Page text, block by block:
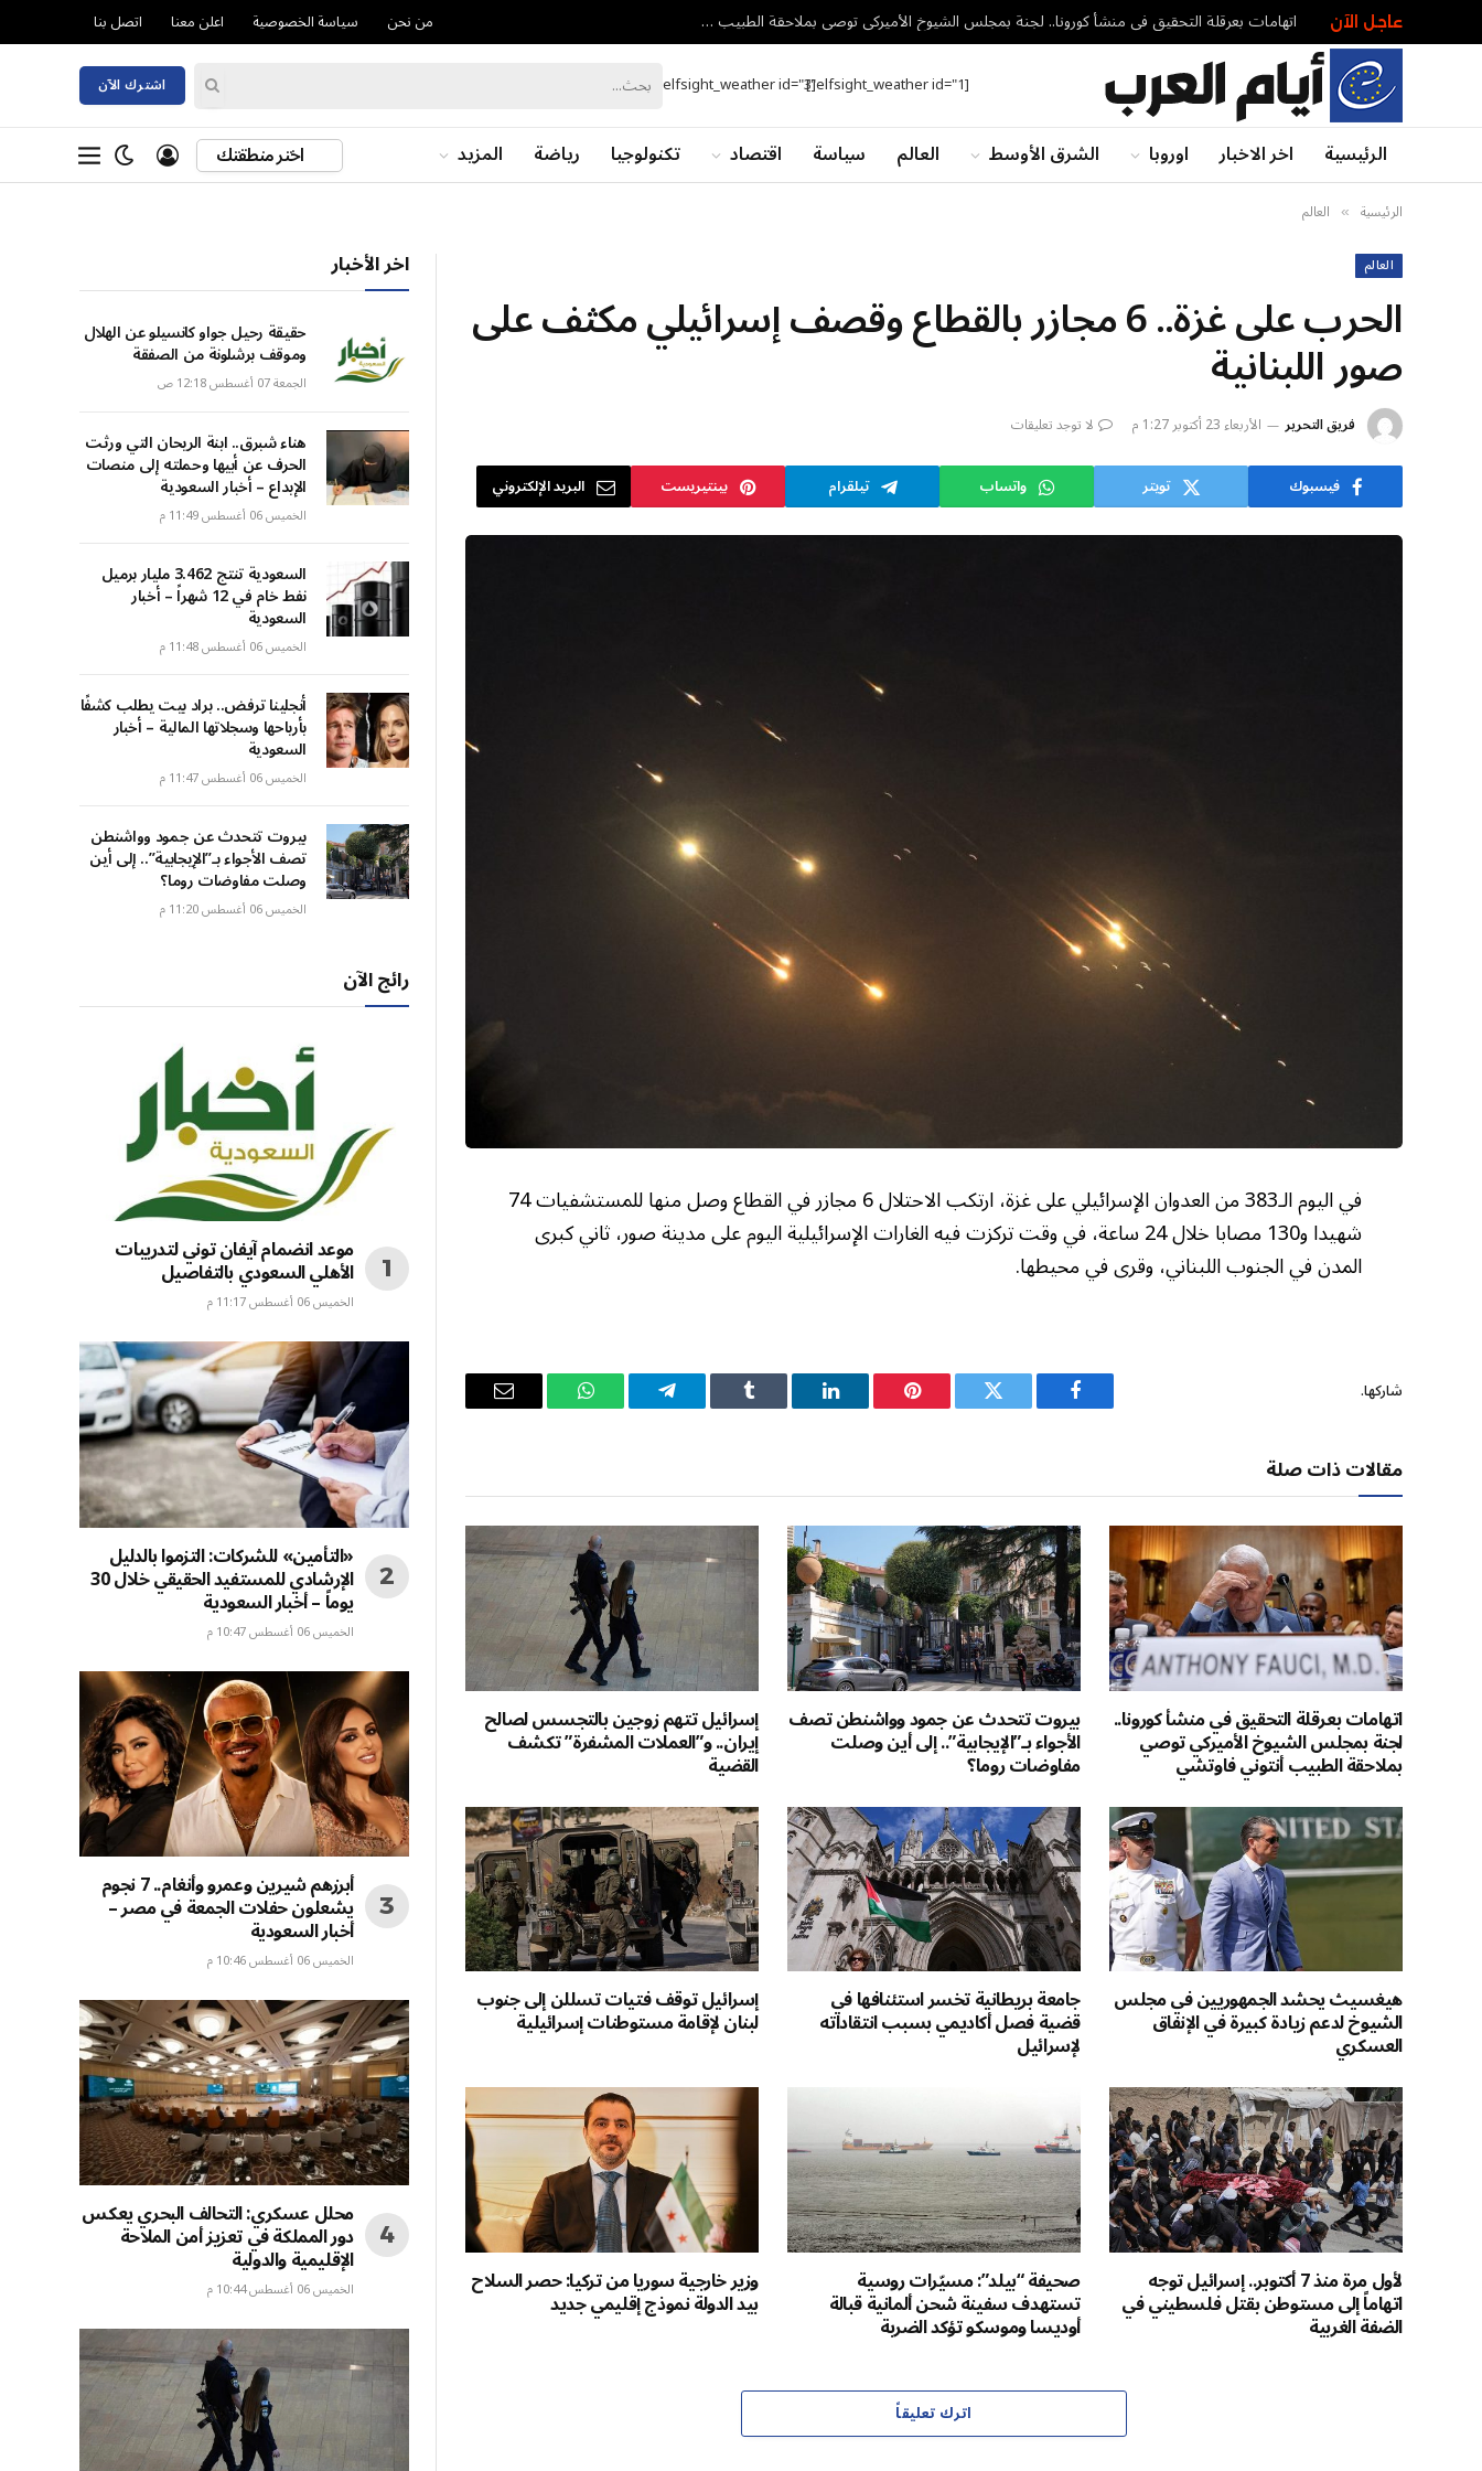
عاجل الآن اتهامات بعرقلة التحقيق في منشأ كورونا.. لجنة بمجلس الشيوخ الأميركي توصي بملاحقة الطبيب أنتوني فاوتشي من نحن سياسة الخصوصية اعلن معنا اتصل بنا
[elfsight_weather id="1"]
[elfsight_weather id="3"] اشترك الآن
الرئيسية اخر الاخبار اوروبا الشرق الأوسط العالم سياسة اقتصاد تكنولوجيا رياضة المزيد اختر منطقتك
الرئيسية » العالم
العالم
الحرب على غزة.. 6 مجازر بالقطاع وقصف إسرائيلي مكثف على
صور اللبنانية
فريق التحرير الأربعاء 23 أكتوبر 1:27 م لا توجد تعليقات
فيسبوك تويتر واتساب تيلقرام بينتيريست البريد الإلكتروني
في اليوم الـ383 من العدوان الإسرائيلي على غزة، ارتكب الاحتلال 6 مجازر في القطاع وصل منها للمستشفيات 74
شهيدا و130 مصابا خلال 24 ساعة، في وقت تركزت فيه الغارات الإسرائيلية اليوم على مدينة صور، ثاني كبرى
المدن في الجنوب اللبناني، وقرى في محيطها.
شاركها.
فيسبوك تويتر بينتيريستلينكدإن Tumblr تيلقرام واتساب
البريد
مقالات ذات صلة
اتهامات بعرقلة التحقيق في منشأ كورونا..
لجنة بمجلس الشيوخ الأميركي توصي
بملاحقة الطبيب أنتوني فاوتشي
بيروت تتحدث عن جمود وواشنطن تصف
الأجواء بـ”الإيجابية”.. إلى أين وصلت
مفاوضات روما؟
إسرائيل تتهم زوجين بالتجسس لصالح
إيران.. و”العملات المشفرة” تكشف
القضية
هيغسيث يحشد الجمهوريين في مجلس
الشيوخ لدعم زيادة كبيرة في الإنفاق
العسكري
جامعة بريطانية تخسر استئنافها في
قضية فصل أكاديمي بسبب انتقاداته
لإسرائيل
إسرائيل توقف فتيات تسللن إلى جنوب
لبنان لإقامة مستوطنات إسرائيلية
لأول مرة منذ 7 أكتوبر.. إسرائيل توجه
اتهاماً إلى مستوطن بقتل فلسطيني في
الضفة الغربية
صحيفة “بيلد”: مسيّرات روسية
تستهدف سفينة شحن ألمانية قبالة
أوديسا وموسكو تؤكد الضربة
وزير خارجية سوريا من تركيا: حصر السلاح
بيد الدولة نموذج إقليمي جديد
اترك تعليقاً
اخر الأخبار
حقيقة رحيل جواو كانسيلو عن الهلال
وموقف برشلونة من الصفقة
الجمعة 07 أغسطس 12:18 ص
هناء شبرق.. ابنة الريحان التي ورثت
الحرف عن أبيها وحملته إلى منصات
الإبداع – أخبار السعودية
الخميس 06 أغسطس 11:49 م
السعودية تنتج 3.462 مليار برميل
نفط خام في 12 شهراً – أخبار
السعودية
الخميس 06 أغسطس 11:48 م
أنجلينا ترفض.. براد بيت يطلب كشفًا
بأرباحها وسجلاتها المالية – أخبار
السعودية
الخميس 06 أغسطس 11:47 م
بيروت تتحدث عن جمود وواشنطن
تصف الأجواء بـ”الإيجابية”.. إلى أين
وصلت مفاوضات روما؟
الخميس 06 أغسطس 11:20 م
رائج الآن
موعد انضمام آيفان توني لتدريبات
الأهلي السعودي بالتفاصيل
الخميس 06 أغسطس 11:17 م
«التأمين» للشركات: التزموا بالدليل
الإرشادي للمستفيد الحقيقي خلال 30
يوماً – أخبار السعودية
الخميس 06 أغسطس 10:47 م
أبرزهم شيرين وعمرو وأنغام.. 7 نجوم
يشعلون حفلات الجمعة في مصر –
أخبار السعودية
الخميس 06 أغسطس 10:46 م
محلل عسكري: التحالف البحري يعكس
دور المملكة في تعزيز أمن الملاحة
الإقليمية والدولية
الخميس 06 أغسطس 10:44 م